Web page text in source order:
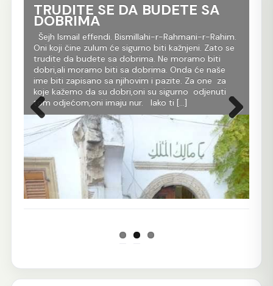
TRUDITE SE DA BUDETE SA
DOBRIMA
Šejh Ismail effendi. Bismillahi-r-Rahmani-r-Rahim.
Oni koji čine zulum će sigurno biti kažnjeni. Zato se
trudite da budete sa dobrima. Ne moramo biti
dobri,ali moramo biti sa dobrima. Onda će naše
ime biti zapisano sa njihovim i pazite. Za one za
koje kažemo da su dobri,oni su sigurno odjenuti
tom odjećom,oni imaju nur. Iako ti […]
Prethodna Sljedeća